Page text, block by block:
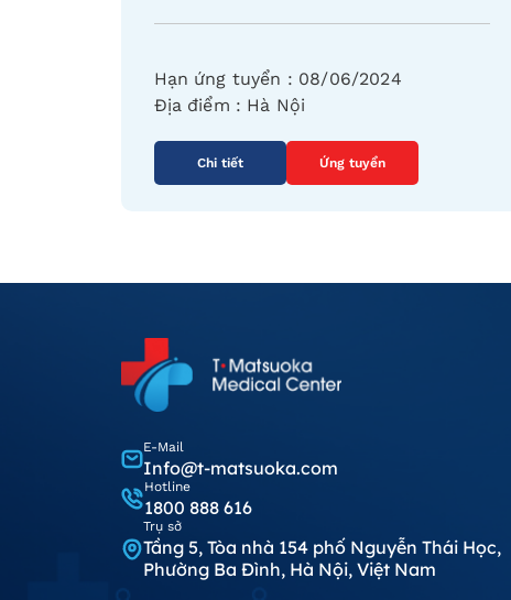
Hạn ứng tuyển : 08/06/2024
Địa điểm : Hà Nội
Chi tiết Ứng tuyển
E-Mail
Info@t-matsuoka.com
Hotline
1800 888 616
Trụ sở
Tầng 5, Tòa nhà 154 phố Nguyễn Thái Học,
Phường Ba Đình, Hà Nội, Việt Nam